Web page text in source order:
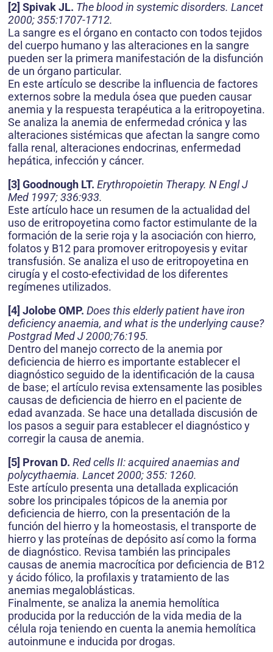
[2] Spivak JL. The blood in systemic disorders. Lancet
2000; 355:1707-1712.
La sangre es el órgano en contacto con todos tejidos
del cuerpo humano y las alteraciones en la sangre
pueden ser la primera manifestación de la disfunción
de un órgano particular.
En este artículo se describe la influencia de factores
externos sobre la medula ósea que pueden causar
anemia y la respuesta terapéutica a la eritropoyetina.
Se analiza la anemia de enfermedad crónica y las
alteraciones sistémicas que afectan la sangre como
falla renal, alteraciones endocrinas, enfermedad
hepática, infección y cáncer.
[3] Goodnough LT. Erythropoietin Therapy. N Engl J
Med 1997; 336:933.
Este artículo hace un resumen de la actualidad del
uso de eritropoyetina como factor estimulante de la
formación de la serie roja y la asociación con hierro,
folatos y B12 para promover eritropoyesis y evitar
transfusión. Se analiza el uso de eritropoyetina en
cirugía y el costo-efectividad de los diferentes
regímenes utilizados.
[4] Jolobe OMP. Does this elderly patient have iron
deficiency anaemia, and what is the underlying cause?
Postgrad Med J 2000;76:195.
Dentro del manejo correcto de la anemia por
deficiencia de hierro es importante establecer el
diagnóstico seguido de la identificación de la causa
de base; el artículo revisa extensamente las posibles
causas de deficiencia de hierro en el paciente de
edad avanzada. Se hace una detallada discusión de
los pasos a seguir para establecer el diagnóstico y
corregir la causa de anemia.
[5] Provan D. Red cells II: acquired anaemias and
polycythaemia. Lancet 2000; 355: 1260.
Este artículo presenta una detallada explicación
sobre los principales tópicos de la anemia por
deficiencia de hierro, con la presentación de la
función del hierro y la homeostasis, el transporte de
hierro y las proteínas de depósito así como la forma
de diagnóstico. Revisa también las principales
causas de anemia macrocítica por deficiencia de B12
y ácido fólico, la profilaxis y tratamiento de las
anemias megaloblásticas.
Finalmente, se analiza la anemia hemolítica
producida por la reducción de la vida media de la
célula roja teniendo en cuenta la anemia hemolítica
autoinmune e inducida por drogas.